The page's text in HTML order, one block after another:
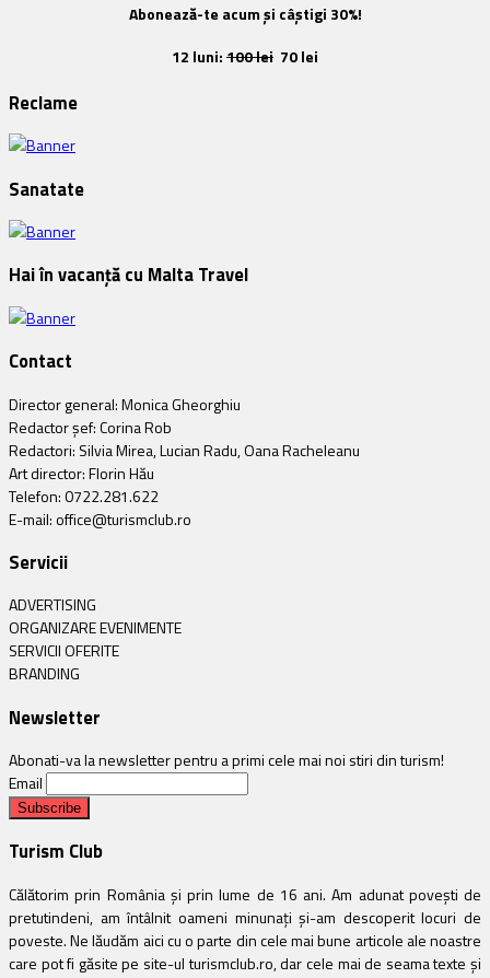
Abonează-te acum și câștigi 30%!
12 luni:100 lei 70 lei
Reclame
Sanatate
Hai în vacanță cu Malta Travel
Contact
Director general: Monica Gheorghiu
Redactor șef: Corina Rob
Redactori: Silvia Mirea, Lucian Radu, Oana Racheleanu
Art director: Florin Hău
Telefon: 0722.281.622
E-mail: office@turismclub.ro
Servicii
ADVERTISING
ORGANIZARE EVENIMENTE
SERVICII OFERITE
BRANDING
Newsletter
Abonati-va la newsletter pentru a primi cele mai noi stiri din turism!
Email
Turism Club
Călătorim prin România și prin lume de 16 ani. Am adunat povești de
pretutindeni, am întâlnit oameni minunați și-am descoperit locuri de
poveste. Ne lăudăm aici cu o parte din cele mai bune articole ale noastre
care pot fi găsite pe site-ul turismclub.ro, dar cele mai de seama texte și